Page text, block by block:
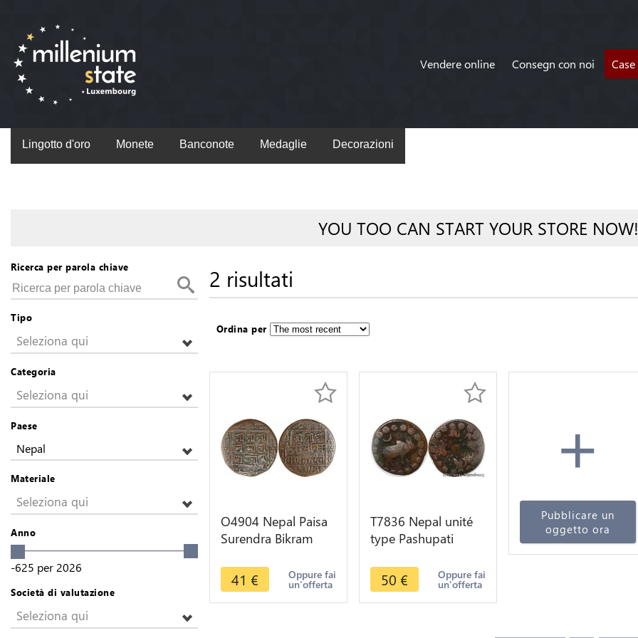
Vendere online Consegn con noi
Lingotto d'oro Monete Banconote Medaglie Decorazioni
YOU TOO CAN START YOUR STORE NOW!
Ricerca per parola chiave
Tipo
Seleziona qui
Categoria
Seleziona qui
Paese
Nepal
Materiale
Seleziona qui
Anno
-625 per 2026
Società di valutazione
Seleziona qui
2 risultati
Ordina per
O4904 Nepal Paisa
Surendra Bikram
1869 -> Make offer
41 € Oppure fai
un'offerta
T7836 Nepal unité
type Pashupati
Narendradeva 641-
680 -> MO
50 € Oppure fai
un'offerta
+
Pubblicare un
oggetto ora